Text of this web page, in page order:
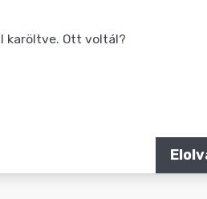
karöltve. Ott voltál?